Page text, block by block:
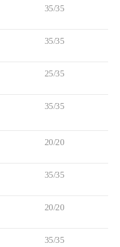
35/35
35/35
25/35
35/35
20/20
35/35
20/20
35/35